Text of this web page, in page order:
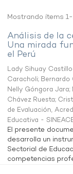
Mostrando ítems
Análisis de la
Una mirada
el Perú
Lady Sihuay
Caracholi; Bernardo
Nelly Góngora Jara;
Chávez Ruesta;
de Evaluación,
Educativa -
El presente
desarrolla un
Sectorial de
competencias